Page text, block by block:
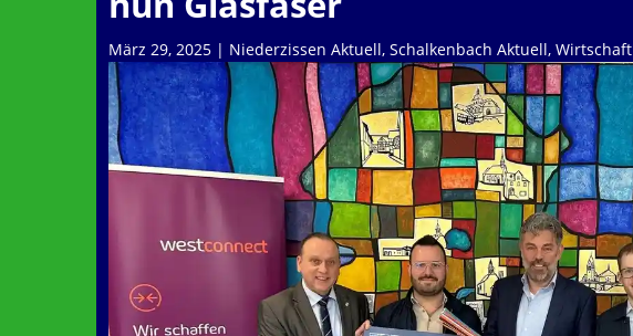
März 29, 2025 | Niederzissen Aktuell,Schalkenbach Aktuell,Wirtschaft